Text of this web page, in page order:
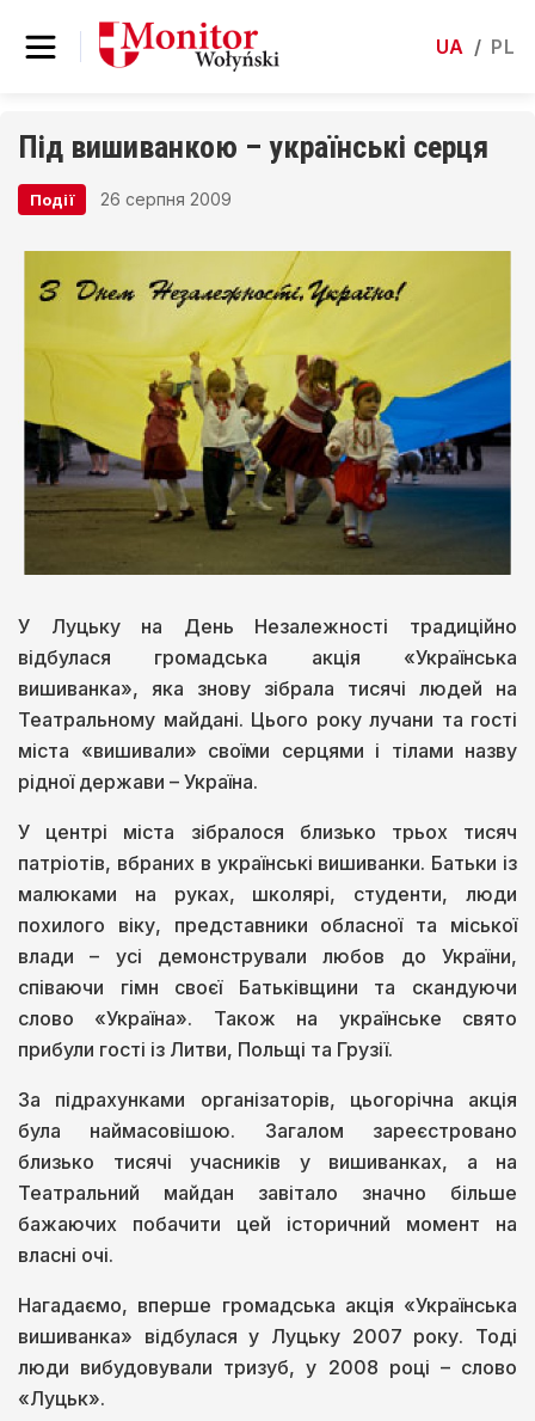
UA / PL
Під вишиванкою – українські серця
Події 26 серпня 2009
У Луцьку на День Незалежності традиційно
відбулася громадська акція «Українська
вишиванка», яка знову зібрала тисячі людей на
Театральному майдані. Цього року лучани та гості
міста «вишивали» своїми серцями і тілами назву
рідної держави – Україна.
У центрі міста зібралося близько трьох тисяч
патріотів, вбраних в українські вишиванки. Батьки із
малюками на руках, школярі, студенти, люди
похилого віку, представники обласної та міської
влади – усі демонстрували любов до України,
співаючи гімн своєї Батьківщини та скандуючи
слово «Україна». Також на українське свято
прибули гості із Литви, Польщі та Грузії.
За підрахунками організаторів, цьогорічна акція
була наймасовішою. Загалом зареєстровано
близько тисячі учасників у вишиванках, а на
Театральний майдан завітало значно більше
бажаючих побачити цей історичний момент на
власні очі.
Нагадаємо, вперше громадська акція «Українська
вишиванка» відбулася у Луцьку 2007 року. Тоді
люди вибудовували тризуб, у 2008 році – слово
«Луцьк».